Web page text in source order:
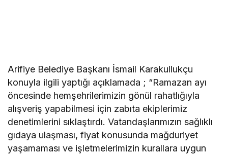
Arifiye Belediye Başkanı İsmail Karakullukçu
konuyla ilgili yaptığı açıklamada ; “Ramazan ayı
öncesinde hemşehrilerimizin gönül rahatlığıyla
alışveriş yapabilmesi için zabıta ekiplerimiz
denetimlerini sıklaştırdı. Vatandaşlarımızın sağlıklı
gıdaya ulaşması, fiyat konusunda mağduriyet
yaşamaması ve işletmelerimizin kurallara uygun